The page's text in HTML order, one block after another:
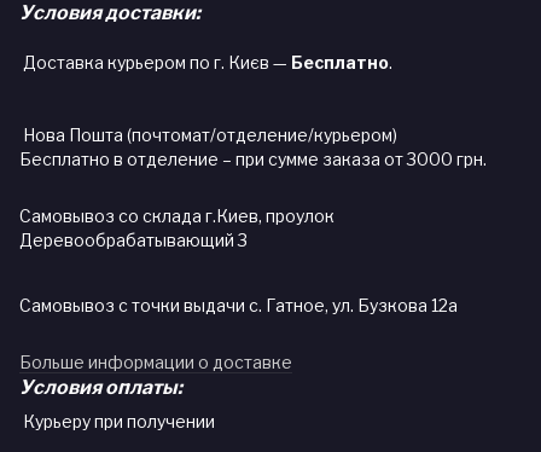
Условия доставки:
Доставка курьером по г. Києв — Бесплатно.
Нова Пошта (почтомат/отделение/курьером)
Бесплатно в отделение – при сумме заказа от 3000 грн.
Самовывоз со склада г.Киев, проулок
Деревообрабатывающий 3
Самовывоз с точки выдачи с. Гатное, ул. Бузкова 12а
Больше информации о доставке
Условия оплаты:
Курьеру при получении